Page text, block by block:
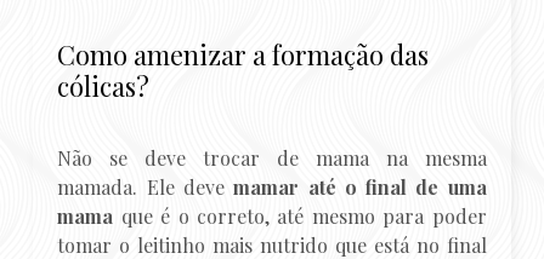
Como amenizar a formação das
cólicas?
Não se deve trocar de mama na mesma
mamada. Ele devemamar até o final de uma
mama que é o correto, até mesmo para poder
tomar o leitinho mais nutrido que está no final